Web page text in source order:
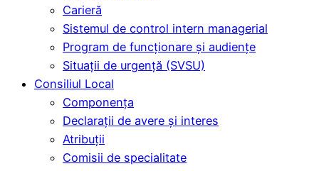
Carieră
Sistemul de control intern managerial
Program de funcționare și audiențe
Situații de urgență (SVSU)
Consiliul Local
Componența
Declarații de avere și interes
Atribuții
Comisii de specialitate